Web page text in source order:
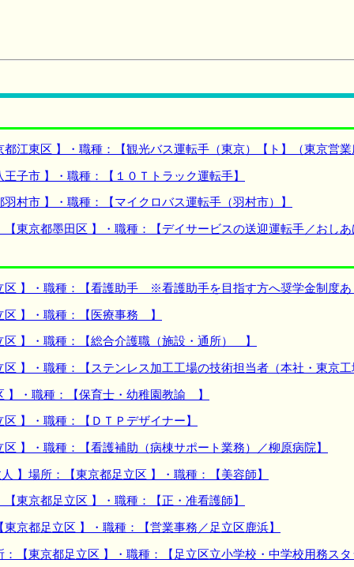
江東区 】・職種：【観光バス運転手（東京）【ト】（東京営
子市 】・職種：【１０Ｔトラック運転手】
村市 】・職種：【マイクロバス運転手（羽村市）】
京都墨田区 】・職種：【デイサービスの送迎運転手／おしあ
区 】・職種：【看護助手 ※看護助手を目指す方へ奨学金制度
】・職種：【医療事務 】
】・職種：【総合介護職（施設・通所） 】
】・職種：【ステンレス加工工場の技術担当者（本社・東京
】・職種：【保育士・幼稚園教諭 】
】・職種：【ＤＴＰデザイナー】
】・職種：【看護補助（病棟サポート業務）／柳原病院】
場所：【東京都足立区 】・職種：【美容師】
京都足立区 】・職種：【正・准看護師】
京都足立区 】・職種：【営業事務／足立区鹿浜】
【東京都足立区 】・職種：【足立区立小学校・中学校用務ス